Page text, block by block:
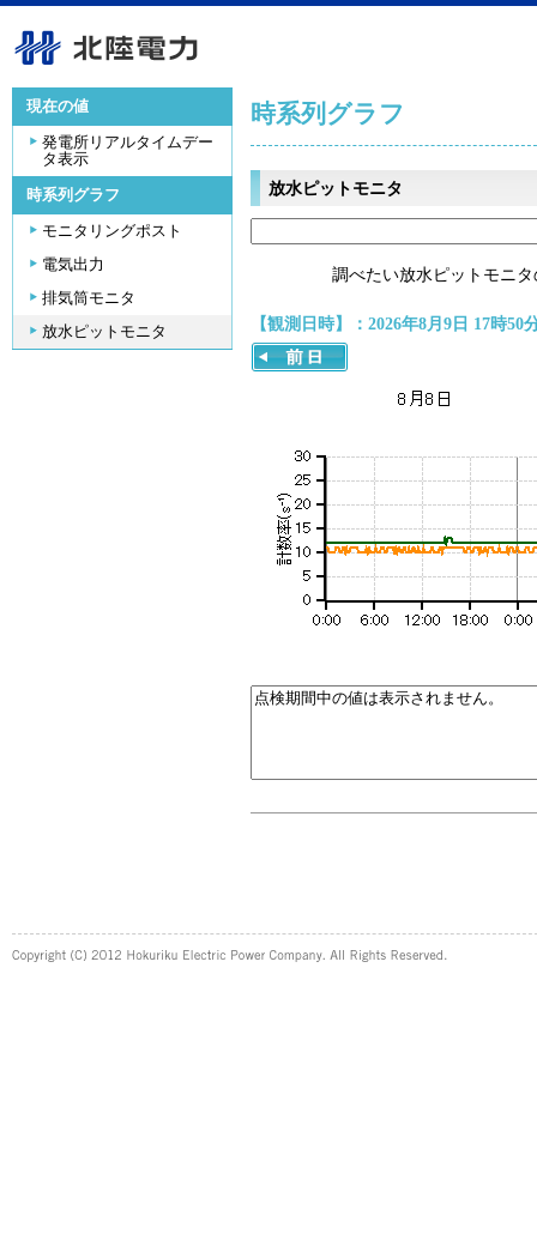
現在の値
発電所リアルタイムデー
タ表示
時系列グラフ
モニタリングポスト
電気出力
排気筒モニタ
放水ピットモニタ
時系列グラフ
放水ピットモニタ
調べたい放水ピットモニ
【観測日時】：2026年8月9日 17時50